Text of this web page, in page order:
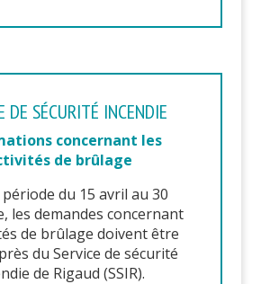
DE SÉCURITÉ INCENDIE
concernant les
de brûlage
du 15 avril au 30
les demandes concernant
de brûlage doivent être
du Service de sécurité
de Rigaud (SSIR).